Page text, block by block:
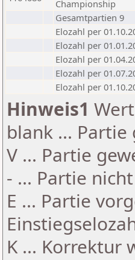
Championship
Gesamtpartien 9
Elozahl per
Elozahl per
Elozahl per
Elozahl per
Elozahl per
Hinweis1
blank ...
V ... Partie
- ... Partie
E ... Partie
K ... Korrektur